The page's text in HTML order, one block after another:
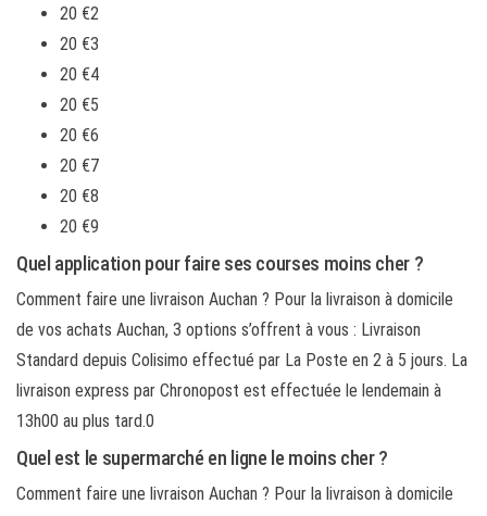
20 €2
20 €3
20 €4
20 €5
20 €6
20 €7
20 €8
20 €9
Quel application pour faire ses courses moins cher ?
Comment faire une livraison Auchan ? Pour la livraison à domicile
de vos achats Auchan, 3 options s’offrent à vous : Livraison
Standard depuis Colisimo effectué par La Poste en 2 à 5 jours. La
livraison express par Chronopost est effectuée le lendemain à
13h00 au plus tard.0
Quel est le supermarché en ligne le moins cher ?
Comment faire une livraison Auchan ? Pour la livraison à domicile